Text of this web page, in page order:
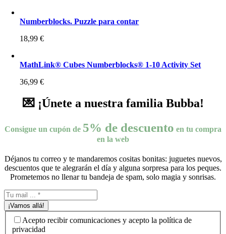
Numberblocks. Puzzle para contar
18,99€
MathLink® Cubes Numberblocks® 1-10 Activity Set
36,99€
💌 ¡Únete a nuestra familia Bubba!
Consigue un cupón de 5% de descuento en tu compra
en la web
Déjanos tu correo y te mandaremos cositas bonitas: juguetes nuevos,
descuentos que te alegrarán el día y alguna sorpresa para los peques.
Prometemos no llenar tu bandeja de spam, solo magia y sonrisas.
¡Vamos allá!
Acepto recibir comunicaciones y acepto la política de
privacidad